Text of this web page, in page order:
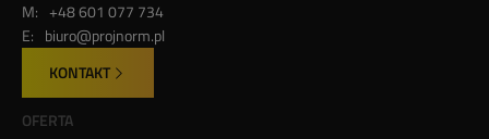
M: +48 601 077 734
E: biuro@projnorm.pl
KONTAKT
OFERTA